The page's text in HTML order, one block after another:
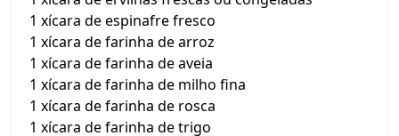
1 xícara de espinafre fresco
1 xícara de farinha de arroz
1 xícara de farinha de aveia
1 xícara de farinha de milho fina
1 xícara de farinha de rosca
1 xícara de farinha de trigo